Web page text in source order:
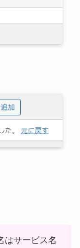
はサービス名